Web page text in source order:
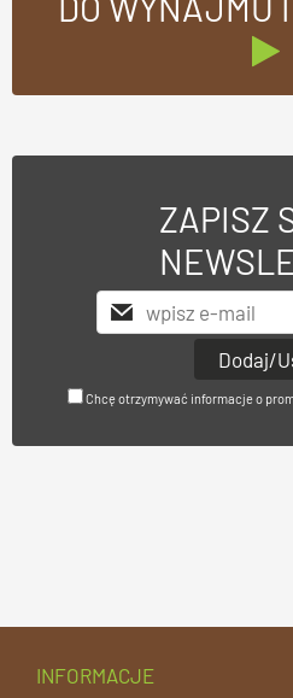
ZAPISZ
Chcę otrzymywać informacje o
INFORMACJE